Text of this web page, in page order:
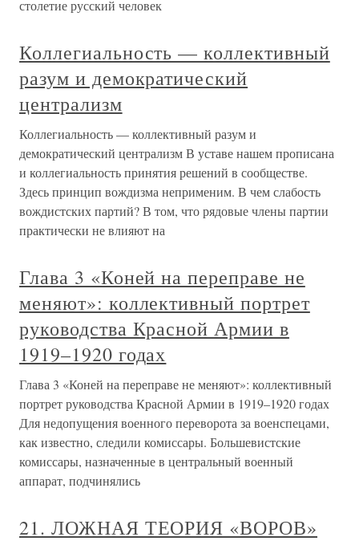
столетие русский человек
Коллегиальность — коллективный
разум и демократический
централизм
Коллегиальность — коллективный разум и
демократический централизм В уставе нашем прописана
и коллегиальность принятия решений в сообществе.
Здесь принцип вождизма неприменим. В чем слабость
вождистских партий? В том, что рядовые члены партии
практически не влияют на
Глава 3 «Коней на переправе не
меняют»: коллективный портрет
руководства Красной Армии в
1919–1920 годах
Глава 3 «Коней на переправе не меняют»: коллективный
портрет руководства Красной Армии в 1919–1920 годах
Для недопущения военного переворота за военспецами,
как известно, следили комиссары. Большевистские
комиссары, назначенные в центральный военный
аппарат, подчинялись
21. ЛОЖНАЯ ТЕОРИЯ «ВОРОВ»